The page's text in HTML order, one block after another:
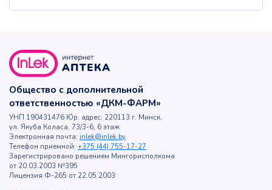
Общество с дополнительной
ответственностью «ДКМ-ФАРМ»
УНП 190431476 Юр. адрес: 220113 г. Минск,
ул. Якуба Коласа, 73/3-6, 6 этаж
Электронная почта: inlek@inlek.by
Телефон приемной: +375 (44) 755-17-27
Зарегистрировано решением Мингорисполкома
от 20.03.2003 №395
Лицензия Ф-265 от 22.05.2003